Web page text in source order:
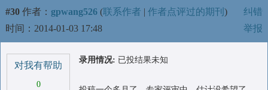
#30 作者： gpwang526 (联系作者 | 作者点评过的期刊 )
时间：2014-01-03 17:48
纠错
举报
对我有帮助
0
录用情况: 已投结果未知